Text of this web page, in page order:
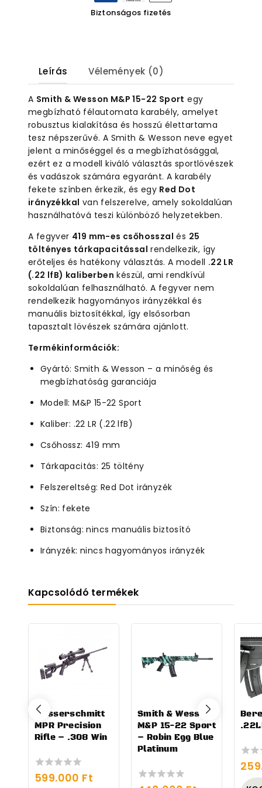
Biztonságos fizetés
Leírás Vélemények (0)
A Smith & Wesson M&P 15-22 Sport egy
megbízható félautomata karabély, amelyet
robusztus kialakítása és hosszú élettartama
tesz népszerűvé. A Smith & Wesson neve egyet
jelent a minőséggel és a megbízhatósággal,
ezért ez a modell kiváló választás sportlövészek
és vadászok számára egyaránt. A karabély
fekete színben érkezik, és egy Red Dot
irányzékkal van felszerelve, amely sokoldalúan
használhatóvá teszi különböző helyzetekben.
A fegyver 419 mm-es csőhosszal és 25
töltényes tárkapacitással rendelkezik, így
erőteljes és hatékony választás. A modell .22 LR
(.22 lfB) kaliberben készül, ami rendkívül
sokoldalúan felhasználható. A fegyver nem
rendelkezik hagyományos irányzékkal és
manuális biztosítékkal, így elsősorban
tapasztalt lövészek számára ajánlott.
Termékinformációk:
Gyártó: Smith & Wesson – a minőség és
megbízhatóság garanciája
Modell: M&P 15-22 Sport
Kaliber: .22 LR (.22 lfB)
Csőhossz: 419 mm
Tárkapacitás: 25 töltény
Felszereltség: Red Dot irányzék
Szín: fekete
Biztonság: nincs manuális biztosító
Irányzék: nincs hagyományos irányzék
Kapcsolódó termékek
Messerschmitt
MPR Precision
Rifle – .308 Win
0
599.000 Ft
Smith & Wesson
M&P 15-22 Sport
– Robin Egg Blue
Platinum
0